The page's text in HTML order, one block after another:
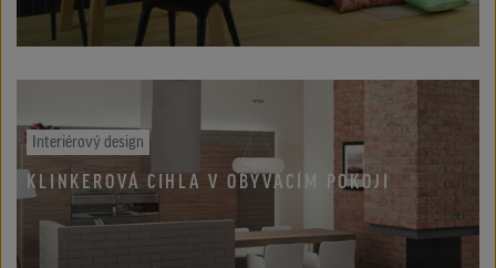
Interiérový design
KLINKEROVÁ CIHLA V OBÝVACÍM POKOJI